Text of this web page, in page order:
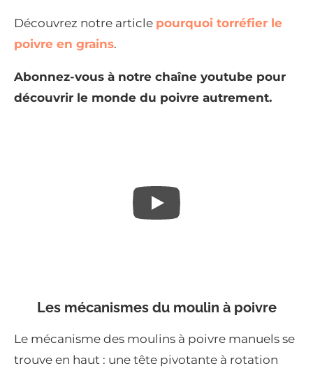
Découvrez notre article pourquoi torréfier le
poivre en grains.
Abonnez-vous à notre chaîne youtube pour
découvrir le monde du poivre autrement.
Les mécanismes du moulin à poivre
Le mécanisme des moulins à poivre manuels se
trouve en haut : une tête pivotante à rotation